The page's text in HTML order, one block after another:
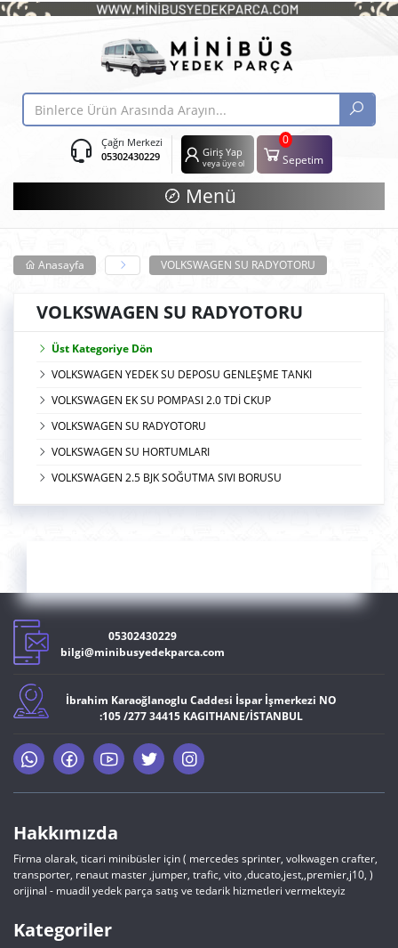
Çağrı Merkezi
05302430229
Giriş Yap
veya üye ol
0
Sepetim
Menü
Anasayfa VOLKSWAGEN SU RADYOTORU
VOLKSWAGEN SU RADYOTORU
Üst Kategoriye Dön
VOLKSWAGEN YEDEK SU DEPOSU GENLEŞME TANKI
VOLKSWAGEN EK SU POMPASI 2.0 TDİ CKUP
VOLKSWAGEN SU RADYOTORU
VOLKSWAGEN SU HORTUMLARI
VOLKSWAGEN 2.5 BJK SOĞUTMA SIVI BORUSU
05302430229
bilgi@minibusyedekparca.com
İbrahim Karaoğlanoglu Caddesi İspar İşmerkezi NO
:105 /277 34415 KAGITHANE/İSTANBUL
Hakkımızda
Firma olarak, ticari minibüsler için ( mercedes sprinter, volkwagen crafter,
transporter, renaut master ,jumper, trafic, vito ,ducato,jest,,premier,j10, )
orijinal - muadil yedek parça satış ve tedarik hizmetleri vermekteyiz
Kategoriler